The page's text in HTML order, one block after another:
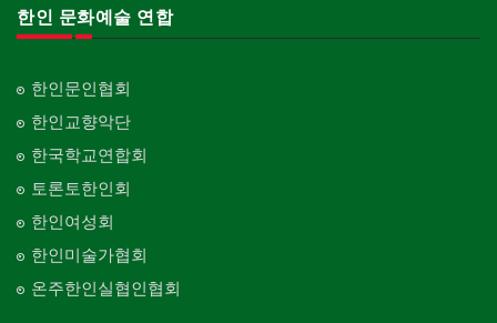
한인 문화예술 연합
한인문인협회
한인교향악단
한국학교연합회
토론토한인회
한인여성회
한인미술가협회
온주한인실협인협회